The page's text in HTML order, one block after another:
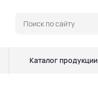
Каталог продукции